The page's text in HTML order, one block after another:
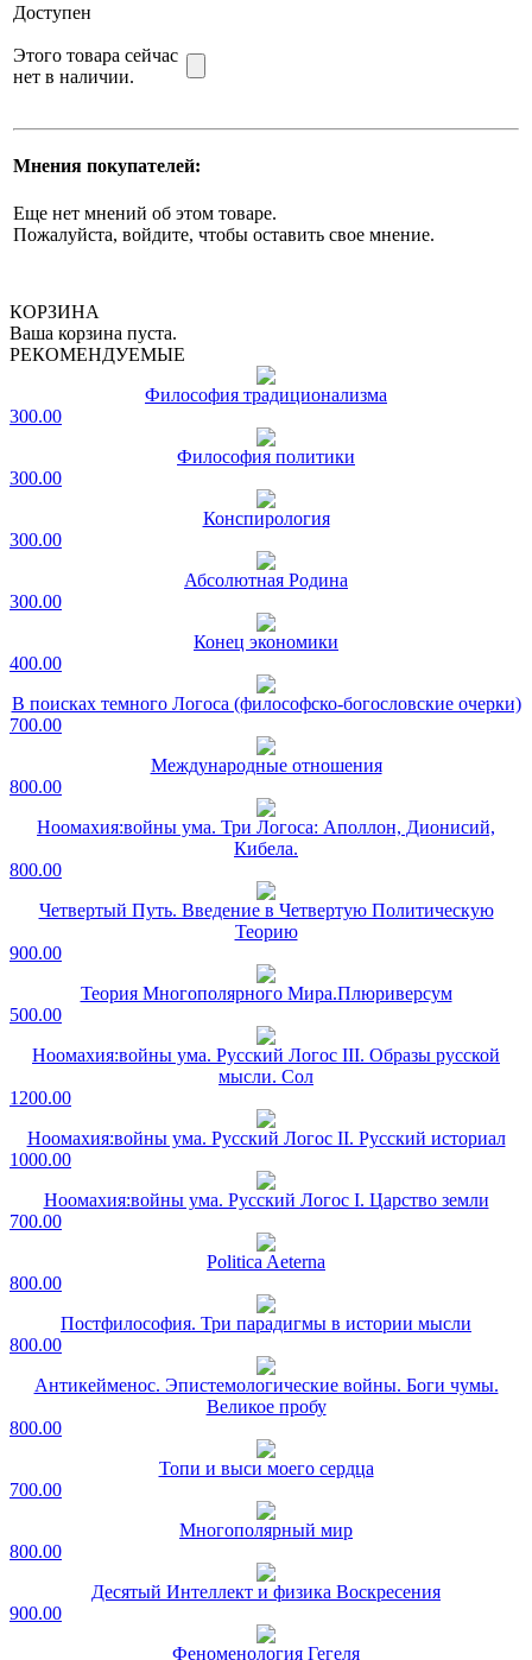
Доступен
Этого товара сейчас
нет в наличии.
Мнения покупателей:
Еще нет мнений об этом товаре.
Пожалуйста, войдите, чтобы оставить свое мнение.
КОРЗИНА
Ваша корзина пуста.
РЕКОМЕНДУЕМЫЕ
Философия традиционализма
300.00
Философия политики
300.00
Конспирология
300.00
Абсолютная Родина
300.00
Конец экономики
400.00
В поисках темного Логоса (философско-богословские очерки)
700.00
Международные отношения
800.00
Ноомахия:войны ума. Три Логоса: Аполлон, Дионисий,
Кибела.
800.00
Четвертый Путь. Введение в Четвертую Политическую
Теорию
900.00
Теория Многополярного Мира.Плюриверсум
500.00
Ноомахия:войны ума. Русский Логос III. Образы русской
мысли. Сол
1200.00
Ноомахия:войны ума. Русский Логос II. Русский историал
1000.00
Ноомахия:войны ума. Русский Логос I. Царство земли
700.00
Politica Aeterna
800.00
Постфилософия. Три парадигмы в истории мысли
800.00
Антикейменос. Эпистемологические войны. Боги чумы.
Великое пробу
800.00
Топи и выси моего сердца
700.00
Многополярный мир
800.00
Десятый Интеллект и физика Воскресения
900.00
Феноменология Гегеля